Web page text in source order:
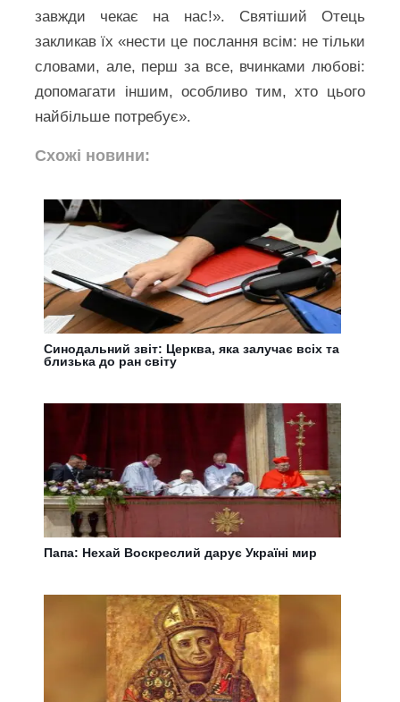
завжди чекає на нас!». Святіший Отець
закликав їх «нести це послання всім: не тільки
словами, але, перш за все, вчинками любові:
допомагати іншим, особливо тим, хто цього
найбільше потребує».
Схожі новини:
Синодальний звіт: Церква, яка залучає всіх та
близька до ран світу
Папа: Нехай Воскреслий дарує Україні мир